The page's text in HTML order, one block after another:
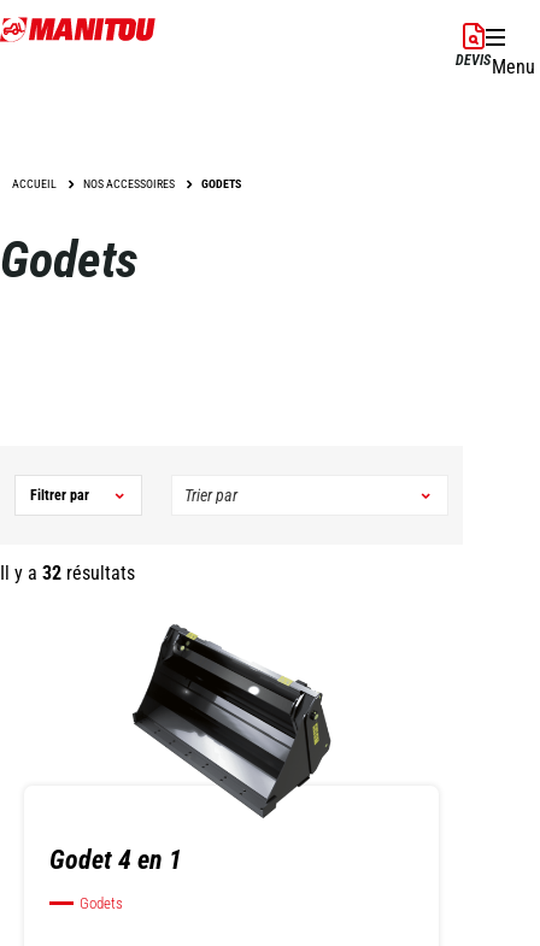
Aller
au
DEVISMenu
ACCUEIL NOS ACCESSOIRES GODETS
Godets
Il y a 32 résultats
Filtrer par
Godet 4 en 1
Godets